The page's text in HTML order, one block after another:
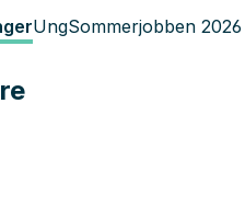
UngSommerjobben 2026